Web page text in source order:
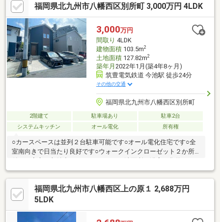
に収納を備え、荷物を整理しやすい間取り。駐車は普通車2台可能
です。スーパー徒歩6分、中学校徒歩7分、バス停徒歩5分と生活
利便性も良好。築浅ならではの快適な住まいをお探しのご家族に
おすすめです。大型キッズルーム・おむつ台・授乳スペース有。
北九州イチ快適なお店にぜひ一度お越し下さい♪
福岡県北九州市八幡西区別所町 3,000万円 4LDK
3,000万円
間取り 4LDK
建物面積103.5m2
土地面積127.82m2
築年月 2022年1月(築4年8ヶ月)
筑豊電気鉄道 今池駅 徒歩24分
その他の交通
福岡県北九州市八幡西区別所町
2階建て 駐車場あり
駐車2台
システムキッチン
オール電化 所有権
○カースペースは並列２台駐車可能です○オール電化住宅です○全
室南向きで日当たり良好です○ウォークインクローゼット２か所
た効率的な家事動線です○閑静な住宅街にある落ち着いた住環境
です○小学校は徒歩１０分と毎日の通学に便利ですね○食材の調達
に便利なスーパーやコンビニが徒歩１０分圏内にあります☆日々
のお買い物に困りません【当社自慢のワンストップサービス】・
ト！・物件購入+リフォーム費用もまとめてお見積り♪・住み替え
福岡県北九州市八幡西区上の原１ 2,688万円
5LDK